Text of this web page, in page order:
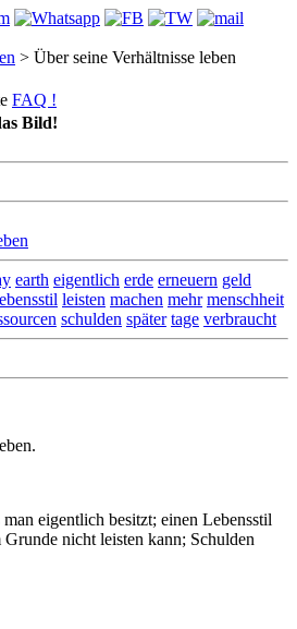
> Über seine Verhältnisse leben
FAQ !
Bild!
earth eigentlich erde erneuern geld
leisten machen mehr menschheit
schulden später tage verbraucht
eigentlich besitzt; einen Lebensstil
nicht leisten kann; Schulden